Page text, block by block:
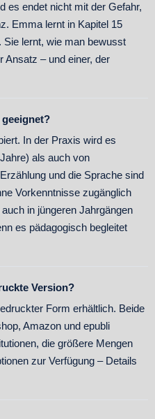
es endet nicht mit der Gefahr,
Emma lernt in Kapitel 15
lernt, wie man bewusst
Ansatz – und einer, der
In der Praxis wird es
als auch von
und die Sprache sind
Vorkenntnisse zugänglich
in jüngeren Jahrgängen
es pädagogisch begleitet
Version?
Form erhältlich. Beide
Amazon und epubli
die größere Mengen
zur Verfügung – Details